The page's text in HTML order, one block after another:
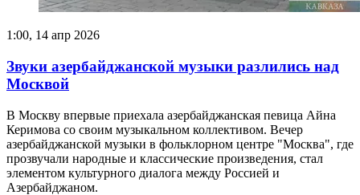
1:00, 14 апр 2026
Звуки азербайджанской музыки разлились над
Москвой
В Москву впервые приехала азербайджанская певица Айна
Керимова со своим музыкальном коллективом. Вечер
азербайджанской музыки в фольклорном центре "Москва", где
прозвучали народные и классические произведения, стал
элементом культурного диалога между Россией и
Азербайджаном.